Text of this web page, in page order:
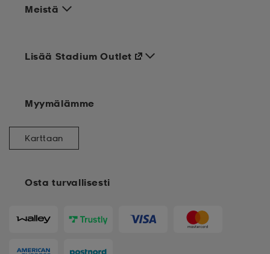
Meistä
Osta turvallisesti
Lisää Stadium Outlet
Myymälämme
Karttaan